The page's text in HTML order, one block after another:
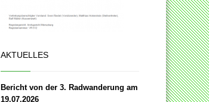
AKTUELLES
Bericht von der 3. Radwanderung am
19.07.2026